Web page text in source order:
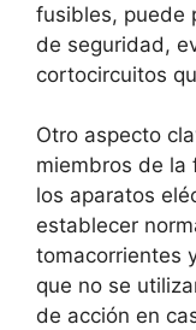
fusibles, puede
de seguridad,
cortocircuitos
Otro aspecto
miembros de la
los aparatos
establecer
tomacorrientes
que no se
de acción en